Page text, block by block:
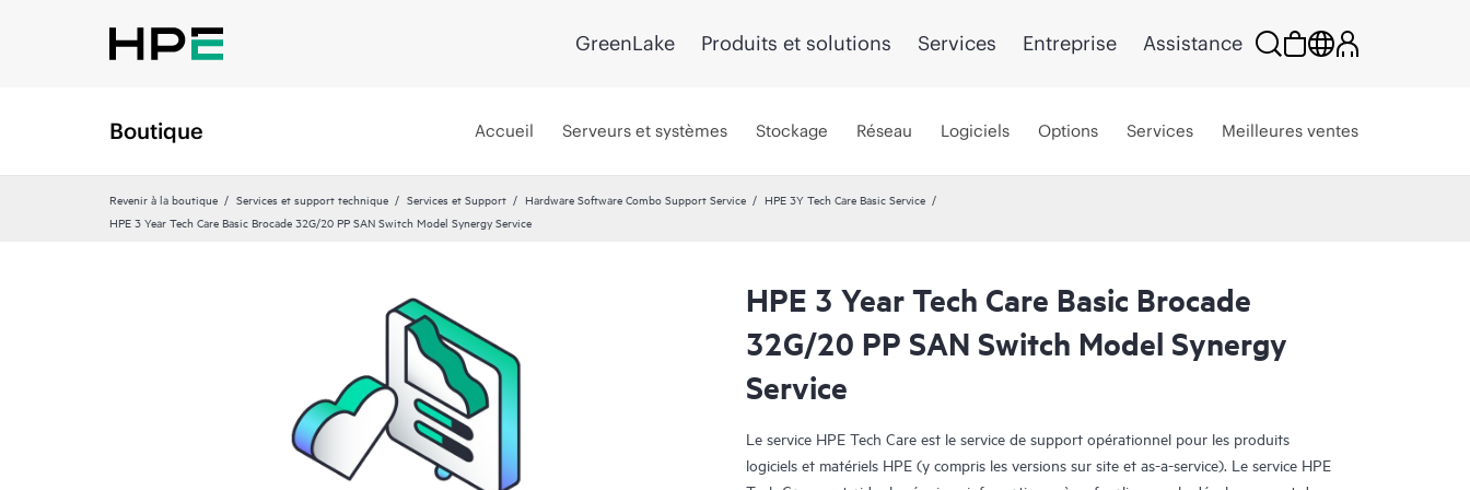
GreenLake Produits et solutions Services Entreprise Assistance
Boutique Accueil Serveurs et systèmes Stockage Réseau Logiciels Options Services Meilleures ventes
Revenir à la boutique Services et support technique Services et Support Hardware Software Combo Support Service
HPE 3Y Tech Care Basic Service
HPE 3 Year Tech Care Basic Brocade 32G/20 PP SAN Switch Model Synergy Service
HPE 3 Year Tech Care Basic Brocade
32G/20 PP SAN Switch Model Synergy
Service
Le service HPE Tech Care est le service de support opérationnel pour les produits
logiciels et matériels HPE (y compris les versions sur site et as-a-service). Le service HPE